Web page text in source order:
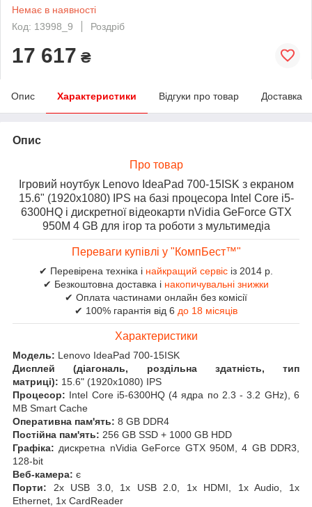
Немає в наявності
Код: 13998_9
Роздріб
17 617 ₴
Опис Характеристики Відгуки про товар Доставка
Опис
Про товар
Ігровий ноутбук Lenovo IdeaPad 700-15ISK з екраном
15.6" (1920x1080) IPS на базі процесора Intel Core i5-
6300HQ і дискретної відеокарти nVidia GeForce GTX
950M 4 GB для ігор та роботи з мультимедіа
Переваги купівлі у "КомпБест™"
✔ Перевірена техніка і найкращий сервіс із 2014 р.
✔ Безкоштовна доставка і накопичувальні знижки
✔ Оплата частинами онлайн без комісії
✔ 100% гарантія від 6 до 18 місяців
Характеристики
Модель: Lenovo IdeaPad 700-15ISK
Дисплей (діагональ, роздільна здатність, тип
матриці): 15.6" (1920x1080) IPS
Процесор: Intel Core i5-6300HQ (4 ядра по 2.3 - 3.2 GHz), 6
MB Smart Cache
Оперативна пам'ять: 8 GB DDR4
Постійна пам'ять: 256 GB SSD + 1000 GB HDD
Графіка: дискретна nVidia GeForce GTX 950M, 4 GB DDR3,
128-bit
Веб-камера: є
Порти: 2x USB 3.0, 1x USB 2.0, 1x HDMI, 1x Audio, 1x
Ethernet, 1x CardReader